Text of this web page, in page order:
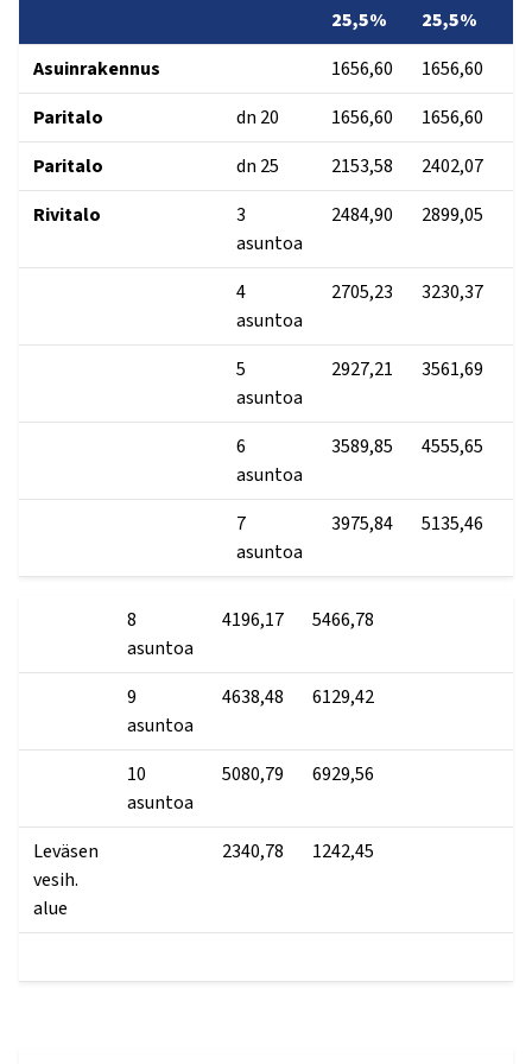
25,5%
25,5%
Asuinrakennus
1656,60
1656,60
Paritalo
dn 20 1656,60
1656,60
Paritalo
dn 25 2153,58
2402,07
Rivitalo
3
asuntoa
2484,90 2899,05
4
asuntoa
2705,23 3230,37
5
asuntoa
2927,21 3561,69
6
asuntoa
3589,85 4555,65
7
asuntoa
3975,84 5135,46
8
asuntoa
4196,17 5466,78
9
asuntoa
4638,48 6129,42
10
asuntoa
5080,79 6929,56
Leväsen
vesih.
alue
2340,78 1242,45